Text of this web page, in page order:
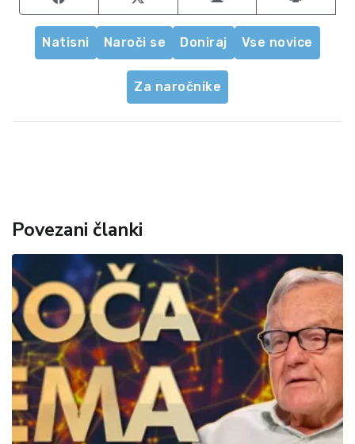
Natisni Naroči se Doniraj Vse novice
Za naročnike
Povezani članki